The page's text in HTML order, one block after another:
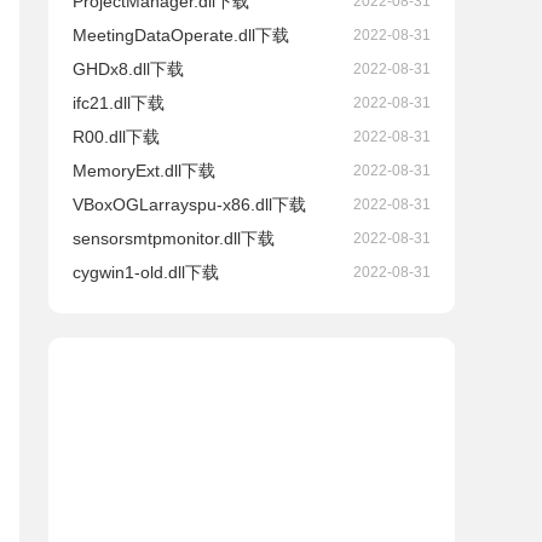
MeetingDataOperate.dll下载 2022-08-31
GHDx8.dll下载 2022-08-31
ifc21.dll下载 2022-08-31
R00.dll下载 2022-08-31
MemoryExt.dll下载 2022-08-31
VBoxOGLarrayspu-x86.dll下载 2022-08-31
sensorsmtpmonitor.dll下载 2022-08-31
cygwin1-old.dll下载 2022-08-31